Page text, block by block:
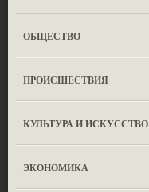
ОБЩЕСТВО
ПРОИСШЕСТВИЯ
КУЛЬТУРА И ИСКУССТВО
ЭКОНОМИКА